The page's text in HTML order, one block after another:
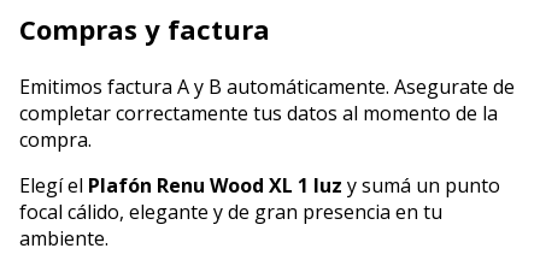
Compras y factura
Emitimos factura A y B automáticamente. Asegurate de
completar correctamente tus datos al momento de la
compra.
Elegí el Plafón Renu Wood XL 1 luz y sumá un punto
focal cálido, elegante y de gran presencia en tu
ambiente.